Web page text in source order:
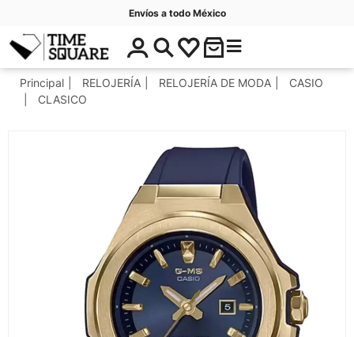
Envíos a todo México
Timesquare
$
0
.
C
t
r
a
Principal RELOJERÍA RELOJERÍA DE MODA
CASIO
CLASICO